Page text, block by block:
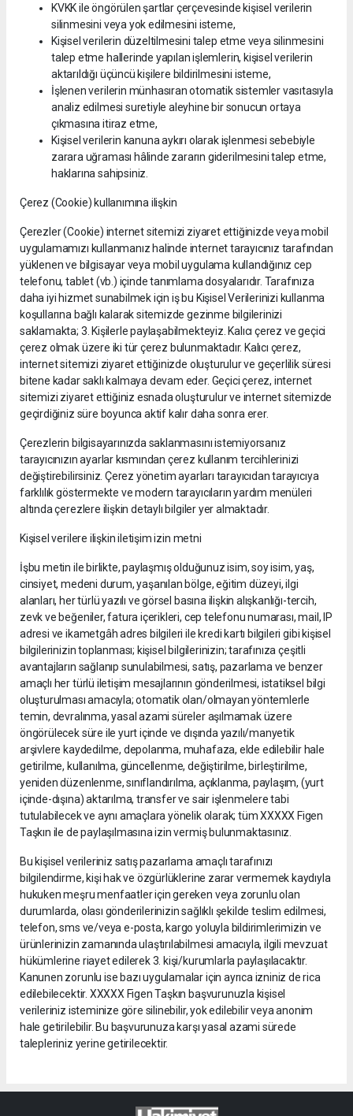
KVKK ile öngörülen şartlar çerçevesinde kişisel verilerin
silinmesini veya yok edilmesini isteme,
Kişisel verilerin düzeltilmesini talep etme veya silinmesini
talep etme hallerinde yapılan işlemlerin, kişisel verilerin
aktarıldığı üçüncü kişilere bildirilmesini isteme,
İşlenen verilerin münhasıran otomatik sistemler vasıtasıyla
analiz edilmesi suretiyle aleyhine bir sonucun ortaya
çıkmasına itiraz etme,
Kişisel verilerin kanuna aykırı olarak işlenmesi sebebiyle
zarara uğraması hâlinde zararın giderilmesini talep etme,
haklarına sahipsiniz.
Çerez (Cookie) kullanımına ilişkin
Çerezler (Cookie) internet sitemizi ziyaret ettiğinizde veya mobil
uygulamamızı kullanmanız halinde internet tarayıcınız tarafından
yüklenen ve bilgisayar veya mobil uygulama kullandığınız cep
telefonu, tablet (vb.) içinde tanımlama dosyalarıdır. Tarafınıza
daha iyi hizmet sunabilmek için iş bu Kişisel Verilerinizi kullanma
koşullarına bağlı kalarak sitemizde gezinme bilgilerinizi
saklamakta; 3. Kişilerle paylaşabilmekteyiz. Kalıcı çerez ve geçici
çerez olmak üzere iki tür çerez bulunmaktadır. Kalıcı çerez,
internet sitemizi ziyaret ettiğinizde oluşturulur ve geçerlilik süresi
bitene kadar saklı kalmaya devam eder. Geçici çerez, internet
sitemizi ziyaret ettiğiniz esnada oluşturulur ve internet sitemizde
geçirdiğiniz süre boyunca aktif kalır daha sonra erer.
Çerezlerin bilgisayarınızda saklanmasını istemiyorsanız
tarayıcınızın ayarlar kısmından çerez kullanım tercihlerinizi
değiştirebilirsiniz. Çerez yönetim ayarları tarayıcıdan tarayıcıya
farklılık göstermekte ve modern tarayıcıların yardım menüleri
altında çerezlere ilişkin detaylı bilgiler yer almaktadır.
Kişisel verilere ilişkin iletişim izin metni
İşbu metin ile birlikte, paylaşmış olduğunuz isim, soy isim, yaş,
cinsiyet, medeni durum, yaşanılan bölge, eğitim düzeyi, ilgi
alanları, her türlü yazılı ve görsel basına ilişkin alışkanlığı-tercih,
zevk ve beğeniler, fatura içerikleri, cep telefonu numarası, mail, IP
adresi ve ikametgâh adres bilgileri ile kredi kartı bilgileri gibi kişisel
bilgilerinizin toplanması; kişisel bilgilerinizin; tarafınıza çeşitli
avantajların sağlanıp sunulabilmesi, satış, pazarlama ve benzer
amaçlı her türlü iletişim mesajlarının gönderilmesi, istatiksel bilgi
oluşturulması amacıyla; otomatik olan/olmayan yöntemlerle
temin, devralınma, yasal azami süreler aşılmamak üzere
öngörülecek süre ile yurt içinde ve dışında yazılı/manyetik
arşivlere kaydedilme, depolanma, muhafaza, elde edilebilir hale
getirilme, kullanılma, güncellenme, değiştirilme, birleştirilme,
yeniden düzenlenme, sınıflandırılma, açıklanma, paylaşım, (yurt
içinde-dışına) aktarılma, transfer ve sair işlenmelere tabi
tutulabilecek ve aynı amaçlara yönelik olarak; tüm XXXXX Figen
Taşkın ile de paylaşılmasına izin vermiş bulunmaktasınız.
Bu kişisel verileriniz satış pazarlama amaçlı tarafınızı
bilgilendirme, kişi hak ve özgürlüklerine zarar vermemek kaydıyla
hukuken meşru menfaatler için gereken veya zorunlu olan
durumlarda, olası gönderilerinizin sağlıklı şekilde teslim edilmesi,
telefon, sms ve/veya e-posta, kargo yoluyla bildirimlerimizin ve
ürünlerinizin zamanında ulaştırılabilmesi amacıyla, ilgili mevzuat
hükümlerine riayet edilerek 3. kişi/kurumlarla paylaşılacaktır.
Kanunen zorunlu ise bazı uygulamalar için ayrıca izniniz de rica
edilebilecektir. XXXXX Figen Taşkın başvurunuzla kişisel
verileriniz isteminize göre silinebilir, yok edilebilir veya anonim
hale getirilebilir. Bu başvurunuza karşı yasal azami sürede
talepleriniz yerine getirilecektir.